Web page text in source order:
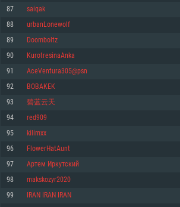
최소사양
운영체제: Windows 10 (64 bit)
프로세서: 2.2 GHz 듀얼코어 이상
메모리: 4GB
그래픽 카드: DirectX 11 이상을 지원하는 AMD
GeForce GT 660. 최소 사양 해상도: 720p
네트워크: 브로드밴드 인터넷
여유 저장 공간: 22.1 GB (최소 클라이언트)
권장 사양
최소사양
운영체제: Mac OS Big Sur 11.0
프로세서: 최소 2.2 GHz의 Core i5 (Intel Xeon 은 지
메모리: 6 GB
그래픽 카드: Metal 을 지원하는 Intel Iris Pro 5200
능을 가지는 Mac 버전의 AMD/Nvidia. 최소 해상도:
네트워크: 브로드밴드 인터넷
여유 저장 공간: 22.1 GB (최소 클라이언트)
권장 사양
최소사양
운영체제: 64bit Linux 중 최신 버전
프로세서: 2.4 GHz 듀얼코어
메모리: 4 GB
그래픽 카드: Vulkan 을 지원하고, 최신 그래픽 드라
660 (6개월 미만) 혹은 그와 동급의 성능을 가지며
원하는 AMD (6개월 미만; 최소사양 지원 해상도
네트워크: 브로드밴드 인터넷
여유 저장 공간: 22.1 GB (최소 클라이언트)
권장 사양
운영체제: Ubuntu 20.04 64bit
프로세서: Intel Core i7
메모리: 16 GB
87 saiqak
88 urbanLonewolf
89 Doomboltz
90 KurotresinaAnka
91 AceVentura305@psn
92 BOBAKEK
93 碧蓝云天
94 red909
95 kilimxx
96 FlowerHatAunt
97 Артем Иркутский
98 makskozyr2020
99 IRAN IRAN IRAN